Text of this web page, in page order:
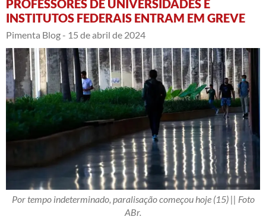
PROFESSORES DE UNIVERSIDADES E
INSTITUTOS FEDERAIS ENTRAM EM GREVE
Pimenta Blog - 15 de abril de 2024
Por tempo indeterminado, paralisação começou hoje (15) || Foto
ABr.